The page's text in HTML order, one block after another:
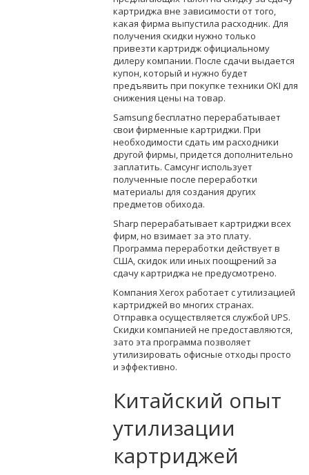
картриджа вне зависимости от того,
какая фирма выпустила расходник. Для
получения скидки нужно только
привезти картридж официальному
дилеру компании. После сдачи выдается
купон, который и нужно будет
предъявить при покупке техники OKI для
снижения цены на товар.
Samsung бесплатно перерабатывает
свои фирменные картриджи. При
необходимости сдать им расходники
другой фирмы, придется дополнительно
заплатить. Самсунг использует
полученные после переработки
материалы для создания других
предметов обихода.
Sharp перерабатывает картриджи всех
фирм, но взимает за это плату.
Программа переработки действует в
США, скидок или иных поощрений за
сдачу картриджа не предусмотрено.
Компания Xerox работает с утилизацией
картриджей во многих странах.
Отправка осуществляется службой UPS.
Скидки компанией не предоставляются,
зато эта программа позволяет
утилизировать офисные отходы просто
и эффективно.
Китайский опыт
утилизации
картриджей